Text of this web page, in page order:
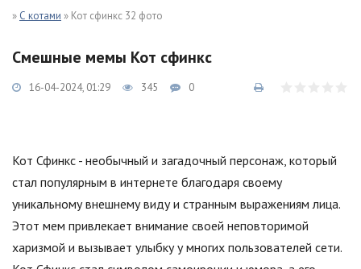
» С котами » Кот сфинкс 32 фото
Смешные мемы Кот сфинкс
16-04-2024, 01:29 345 0
Кот Сфинкс - необычный и загадочный персонаж, который
стал популярным в интернете благодаря своему
уникальному внешнему виду и странным выражениям лица.
Этот мем привлекает внимание своей неповторимой
харизмой и вызывает улыбку у многих пользователей сети.